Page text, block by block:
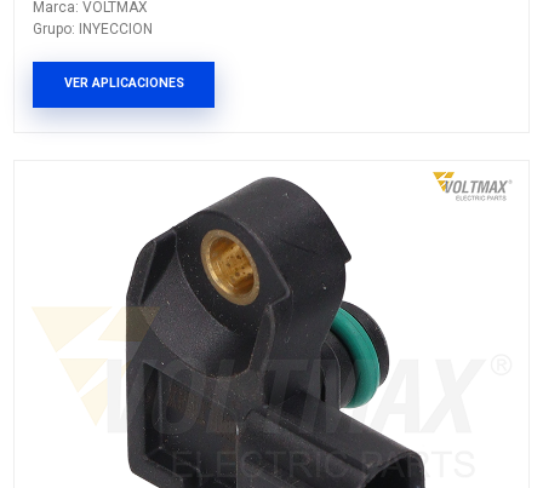
93313154
SENSOR MULTIPLE ADMISION
Grupo: INYECCION
VER APLICACIONES